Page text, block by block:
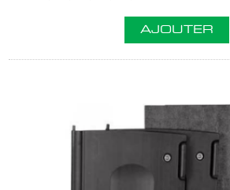
AJOUTER